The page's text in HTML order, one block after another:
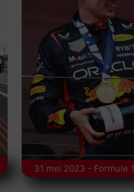
31 mei 2023 - Formule 1